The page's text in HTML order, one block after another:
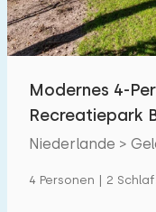
Modernes 4-
Recreatiepark
Niederlande >
4 Personen | 2